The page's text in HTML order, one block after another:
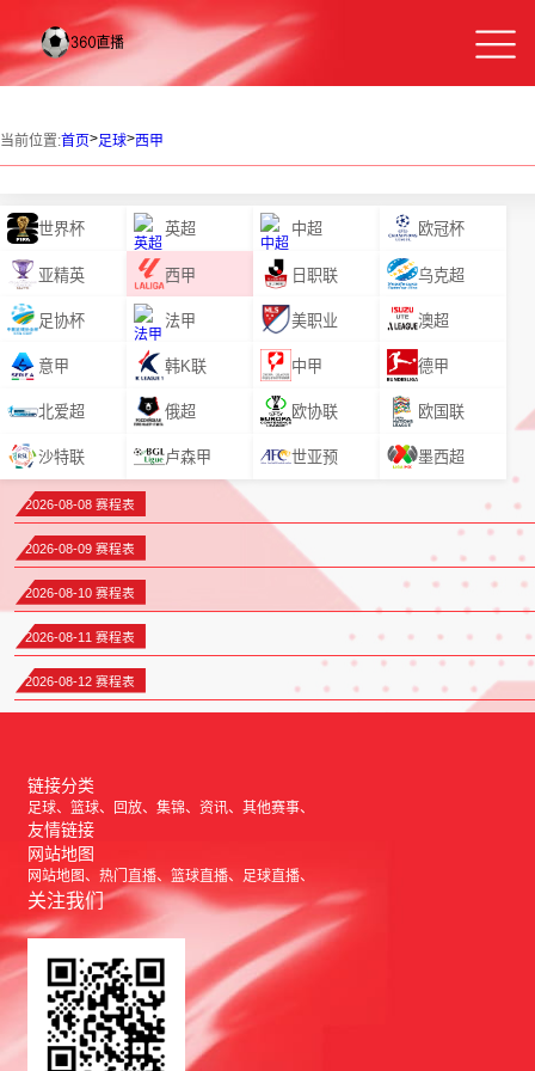
当前位置:首页>足球>西甲
世界杯 英超 中超 欧冠杯
亚精英 西甲 日职联 乌克超
足协杯 法甲 美职业 澳超
意甲 韩K联 中甲 德甲
北爱超 俄超 欧协联 欧国联
沙特联 卢森甲 世亚预 墨西超
2026-08-08 赛程表
2026-08-09 赛程表
2026-08-10 赛程表
2026-08-11 赛程表
2026-08-12 赛程表
链接分类
足球 篮球 回放 集锦 资讯 其他赛事
友情链接
网站地图
网站地图 热门直播 篮球直播 足球直播
关注我们